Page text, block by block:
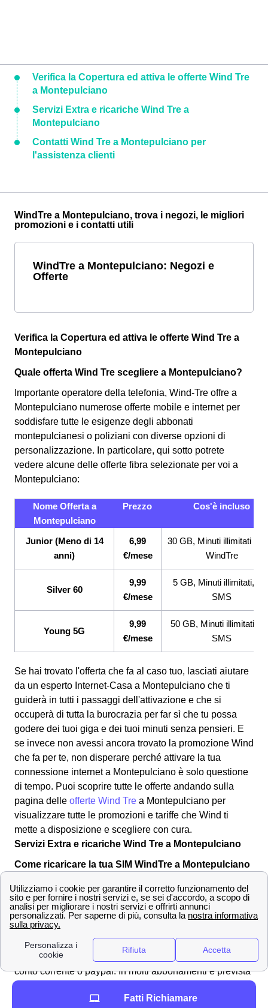
Verifica la Copertura ed attiva le offerte Wind Tre
a Montepulciano
Servizi Extra e ricariche Wind Tre a
Montepulciano
Contatti Wind Tre a Montepulciano per
l'assistenza clienti
WindTre a Montepulciano, trova i negozi, le migliori
promozioni e i contatti utili
WindTre a Montepulciano: Negozi e
Offerte
Verifica la Copertura ed attiva le offerte Wind Tre a
Montepulciano
Quale offerta Wind Tre scegliere a Montepulciano?
Importante operatore della telefonia, Wind-Tre offre a
Montepulciano numerose offerte mobile e internet per
soddisfare tutte le esigenze degli abbonati
montepulcianesi o poliziani con diverse opzioni di
personalizzazione. In particolare, qui sotto potrete
vedere alcune delle offerte fibra selezionate per voi a
Montepulciano:
Nome Offerta a
Montepulciano
Prezzo Cos'è incluso
Junior (Meno di 14
anni)
6,99
€/mese
30 GB, Minuti illimitati
WindTre
Silver 60
9,99
€/mese
5 GB, Minuti illimitati,
SMS
Young 5G
9,99
€/mese
50 GB, Minuti illimitati,
SMS
Se hai trovato l'offerta che fa al caso tuo, lasciati aiutare
da un esperto Internet-Casa a Montepulciano che ti
guiderà in tutti i passaggi dell'attivazione e che si
occuperà di tutta la burocrazia per far sì che tu possa
godere dei tuoi giga e dei tuoi minuti senza pensieri. E
se invece non avessi ancora trovato la promozione Wind
che fa per te, non disperare perché attivare la tua
connessione internet a Montepulciano è solo questione
di tempo. Puoi scoprire tutte le offerte andando sulla
pagina delle offerte Wind Tre a Montepulciano per
visualizzare tutte le promozioni e tariffe che Wind ti
mette a disposizione e scegliere con cura.
Servizi Extra e ricariche Wind Tre a Montepulciano
Come ricaricare la tua SIM WindTre a Montepulciano
E' possibile ricaricare la tua SIM Wind Tre in diversi
modi: al tabaccaio a Montepulciano, comprando una
ricarica grattabile, o tramite la propria banca. Però Wind
tre mette a disposizione dei suoi clienti montepulcianesi
o poliziani una modalità di ricarica attraverso il sito
windtre. Sarà possibile effettuare il pagamento tramite
conto corrente o paypal. In molti abbonamenti è prevista
ma si può normalmente optare per una ricaricabile. In
Fatti Richiamare